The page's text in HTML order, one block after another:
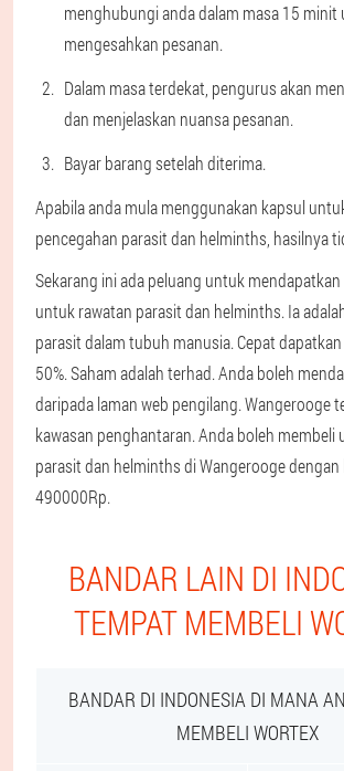
menghubungi anda dalam masa 15 minit
mengesahkan pesanan.
Dalam masa terdekat, pengurus akan
dan menjelaskan nuansa pesanan.
Bayar barang setelah diterima.
Apabila anda mula menggunakan kapsul
pencegahan parasit dan helminths, hasilnya
Sekarang ini ada peluang untuk
untuk rawatan parasit dan helminths. Ia
parasit dalam tubuh manusia. Cepat
50%. Saham adalah terhad. Anda boleh
daripada laman web pengilang. Wangerooge
kawasan penghantaran. Anda boleh membeli
parasit dan helminths di Wangerooge dengan
490000Rp.
BANDAR LAIN DI
TEMPAT MEMBELI
BANDAR DI INDONESIA DI MANA
MEMBELI WORTEX